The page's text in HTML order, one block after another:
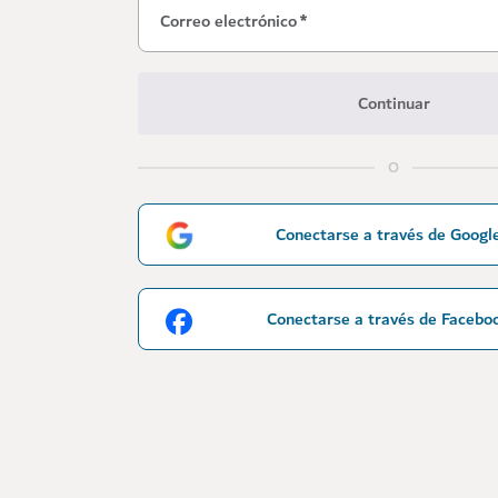
Correo electrónico*
Continuar
O
Conectarse a través de
Conectarse a través de